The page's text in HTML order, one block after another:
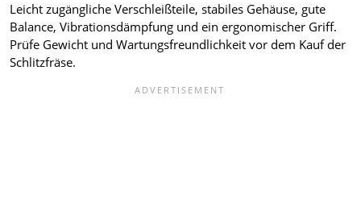
Leicht zugängliche Verschleißteile, stabiles Gehäuse, gute
Balance, Vibrationsdämpfung und ein ergonomischer Griff.
Prüfe Gewicht und Wartungsfreundlichkeit vor dem Kauf der
Schlitzfräse.